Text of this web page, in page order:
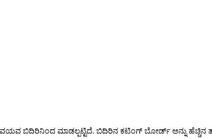
ಬಿದಿರಿನಿಂದ ಮಾಡಲ್ಪಟ್ಟಿದೆ. ಬಿದಿರಿನ ಕಟಿಂಗ್ ಬೋರ್ಡ್ ಅನ್ನು ಹೆಚ್ಚಿನ